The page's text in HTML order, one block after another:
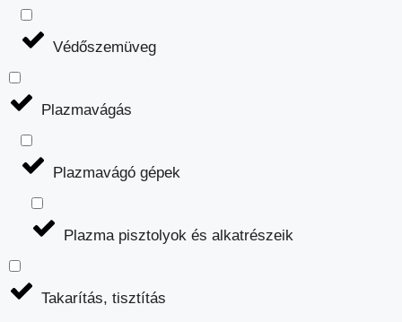
Védőszemüveg
Plazmavágás
Plazmavágó gépek
Plazma pisztolyok és alkatrészeik
Takarítás, tisztítás